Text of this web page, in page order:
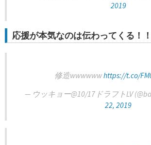
2019
応援が本気なのは伝わってくる！！
修造wwwwwwhttps://t.co/
— ウッキョー@10/17ドラフトLV
22, 2019